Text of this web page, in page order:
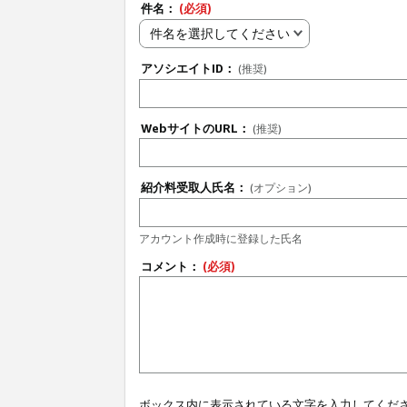
件名： (必須)
件名を選択してください
アソシエイトID： (推奨)
WebサイトのURL： (推奨)
紹介料受取人氏名： (オプション)
アカウント作成時に登録した氏名
コメント： (必須)